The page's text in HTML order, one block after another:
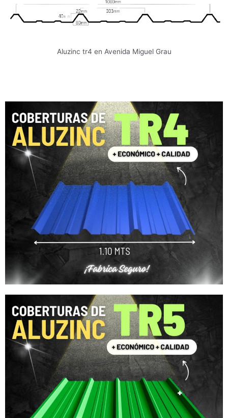
Aluzinc tr4 en Avenida Miguel Grau